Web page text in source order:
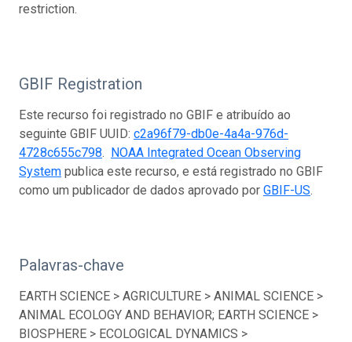
restriction.
GBIF Registration
Este recurso foi registrado no GBIF e atribuído ao
seguinte GBIF UUID: c2a96f79-db0e-4a4a-976d-
4728c655c798. NOAA Integrated Ocean Observing
System publica este recurso, e está registrado no GBIF
como um publicador de dados aprovado por GBIF-US.
Palavras-chave
EARTH SCIENCE > AGRICULTURE > ANIMAL SCIENCE >
ANIMAL ECOLOGY AND BEHAVIOR; EARTH SCIENCE >
BIOSPHERE > ECOLOGICAL DYNAMICS >